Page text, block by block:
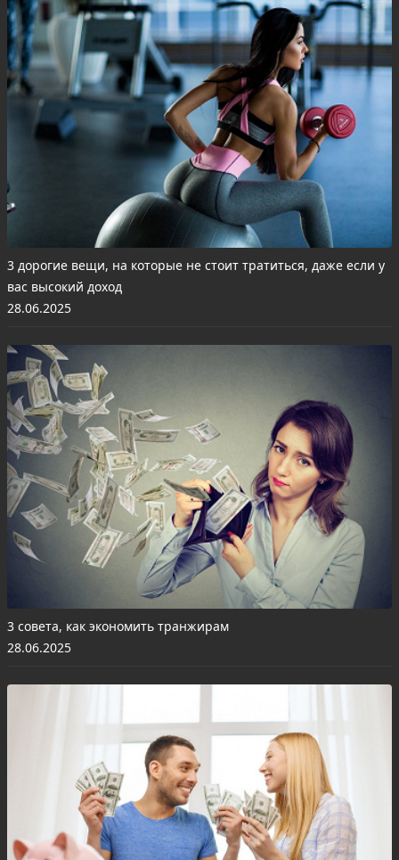
3 дорогие вещи, на которые не стоит тратиться, даже если у
вас высокий доход
28.06.2025
3 совета, как экономить транжирам
28.06.2025